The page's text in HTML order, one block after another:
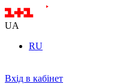
UA
RU
Вхід в кабінет